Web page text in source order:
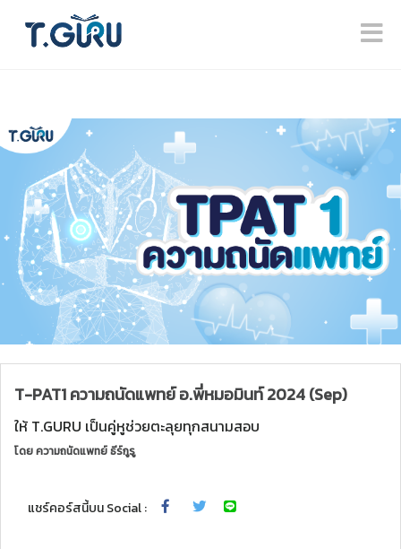
T-PAT1 ความถนัดแพทย์ อ.พี่หมอมินท์ 2024 (Sep)
ให้ T.GURU เป็นคู่หูช่วยตะลุยทุกสนามสอบ
โดยความถนัดแพทย์ ธีร์กูรู
แชร์คอร์สนี้บน Social :